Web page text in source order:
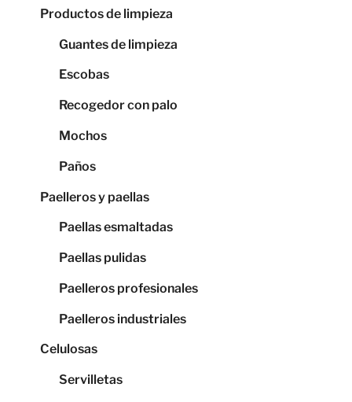
Productos de limpieza
Guantes de limpieza
Escobas
Recogedor con palo
Mochos
Paños
Paelleros y paellas
Paellas esmaltadas
Paellas pulidas
Paelleros profesionales
Paelleros industriales
Celulosas
Servilletas